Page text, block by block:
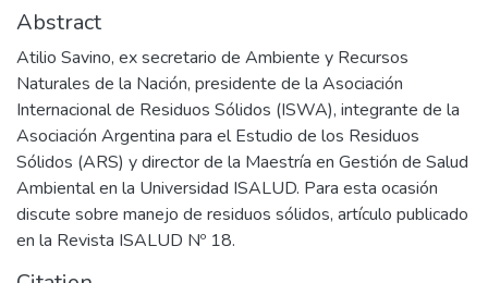
Abstract
Atilio Savino, ex secretario de Ambiente y Recursos
Naturales de la Nación, presidente de la Asociación
Internacional de Residuos Sólidos (ISWA), integrante de la
Asociación Argentina para el Estudio de los Residuos
Sólidos (ARS) y director de la Maestría en Gestión de Salud
Ambiental en la Universidad ISALUD. Para esta ocasión
discute sobre manejo de residuos sólidos, artículo publicado
en la Revista ISALUD Nº 18.